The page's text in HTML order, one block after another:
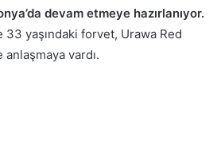
devam etmeye hazırlanıyor.
33 yaşındaki forvet, Urawa Red
vardı.